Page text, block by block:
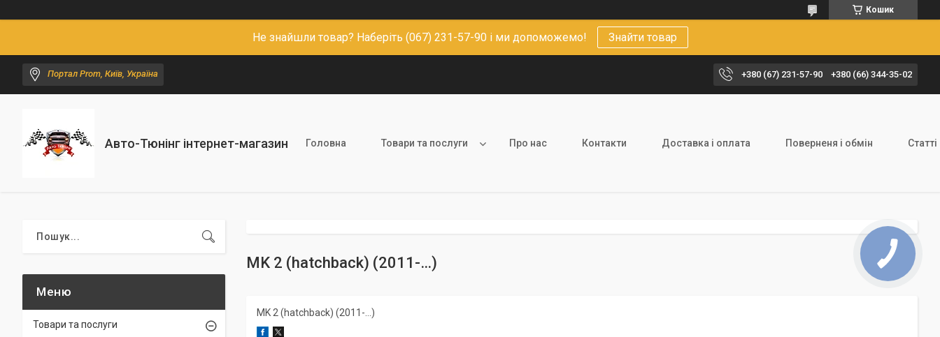
Кошик
Не знайшли товар? Наберіть (067) 231-57-90 і ми допоможемо! Знайти товар
Портал Prom, Київ, Україна +380 (67) 231-57-90 +380 (66) 344-35-02
Авто-Тюнінг інтернет-магазин Головна Товари та послуги Про нас Контакти Доставка і оплата Поверненя і обмін Статті
MK 2 (hatchback) (2011-…)
MK 2 (hatchback) (2011-…)
Товари та послуги